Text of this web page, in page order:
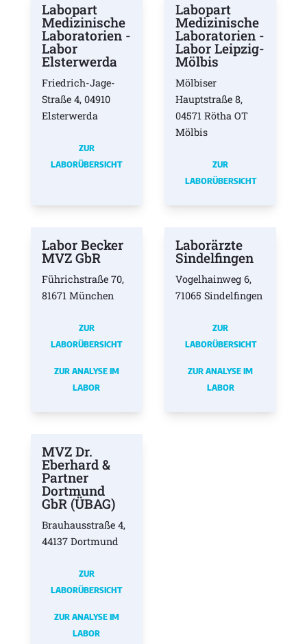
Labopart
Medizinische
Laboratorien -
Labor
Elsterwerda
Friedrich-Jage-
Straße 4, 04910
Elsterwerda
ZUR
LABORÜBERSICHT
Labopart
Medizinische
Laboratorien -
Labor Leipzig-
Mölbis
Mölbiser
Hauptstraße 8,
04571 Rötha OT
Mölbis
ZUR
LABORÜBERSICHT
Labor Becker
MVZ GbR
Führichstraße 70,
81671 München
ZUR
LABORÜBERSICHT
ZUR ANALYSE IM
LABOR
Laborärzte
Sindelfingen
Vogelhainweg 6,
71065 Sindelfingen
ZUR
LABORÜBERSICHT
ZUR ANALYSE IM
LABOR
MVZ Dr.
Eberhard &
Partner
Dortmund
GbR (ÜBAG)
Brauhausstraße 4,
44137 Dortmund
ZUR
LABORÜBERSICHT
ZUR ANALYSE IM
LABOR